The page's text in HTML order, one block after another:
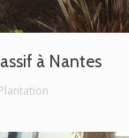
à Nantes
Plantation